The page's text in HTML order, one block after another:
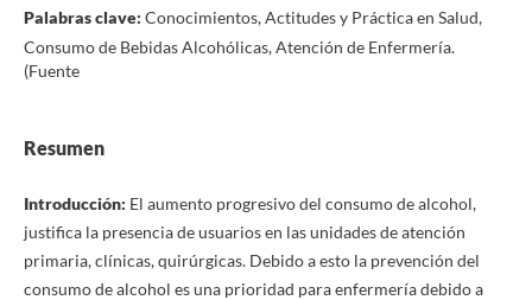
Palabras clave: Conocimientos, Actitudes y Práctica en Salud,
Consumo de Bebidas Alcohólicas, Atención de Enfermería.
(Fuente
Resumen
Introducción: El aumento progresivo del consumo de alcohol,
justifica la presencia de usuarios en las unidades de atención
primaria, clínicas, quirúrgicas. Debido a esto la prevención del
consumo de alcohol es una prioridad para enfermería debido a